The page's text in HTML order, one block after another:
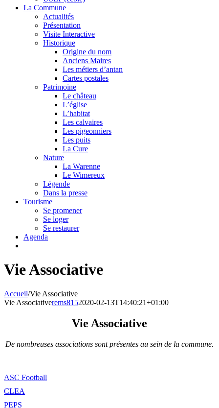
La Commune
Actualités
Présentation
Visite Interactive
Historique
Origine du nom
Anciens Maires
Les métiers d’antan
Cartes postales
Patrimoine
Le château
L’église
L’habitat
Les calvaires
Les pigeonniers
Les puits
La Cure
Nature
La Warenne
Le Wimereux
Légende
Dans la presse
Tourisme
Se promener
Se loger
Se restaurer
Agenda
Vie Associative
Accueil/Vie Associative
Vie Associativerems8152020-02-13T14:40:21+01:00
Vie Associative
De nombreuses associations sont présentes au sein de la commune.
ASC Football
CLEA
PEPS